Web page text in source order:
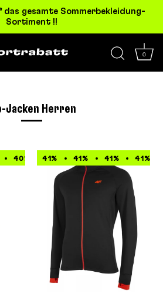
das gesamte Sommerbekleidung-
Sortiment !!
0
Jacken Herren
40% 40% 40% 40% 40%
41% 41% 41% 41%